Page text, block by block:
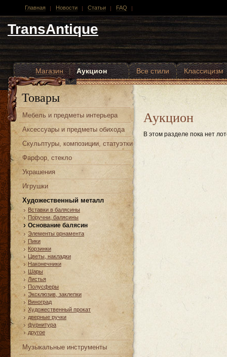
Главная Новости Статьи FAQ
TransAntique
Магазин | Аукцион Все стили
Классицизм
Другие стили
Товары
Мебель и предметы интерьера
Аксессуары и предметы обихода
Скульптуры, композиции, статуэтки
Фарфор, стекло
Украшения
Игрушки
Художественный металл
Вставки в балясины
Поручни, балясины
Основание балясин
Элементы орнамента
Пики
Корзинки
Цветы, накладки
Наконечники
Шары
Листья
Полусферы
Эксклюзив, заклепки
Виноград
Художественный прокат
дверные ручки
фурнитура
другое
Музыкальные инструменты
Аукцион
В этом разделе пока нет